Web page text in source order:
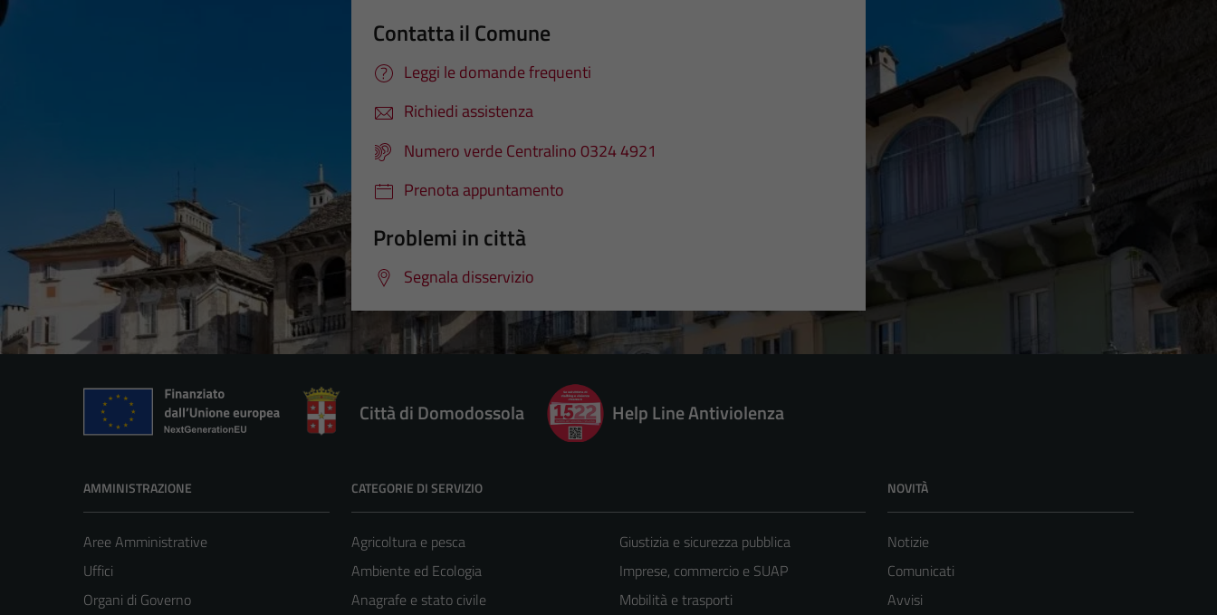
Contatta il Comune
Leggi le domande frequenti
Richiedi assistenza
Numero verde Centralino 0324 4921
Prenota appuntamento
Problemi in città
Segnala disservizio
Città di Domodossola Help Line Antiviolenza
AMMINISTRAZIONE
Aree Amministrative
Uffici
Organi di Governo
CATEGORIE DI SERVIZIO
Agricoltura e pesca
Ambiente ed Ecologia
Anagrafe e stato civile
Giustizia e sicurezza pubblica
Imprese, commercio e SUAP
Mobilità e trasporti
NOVITÀ
Notizie
Comunicati
Avvisi